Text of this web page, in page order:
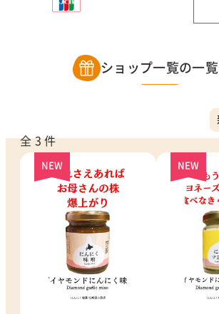
ショップ一覧の一覧
全 3 件
NEW NEW